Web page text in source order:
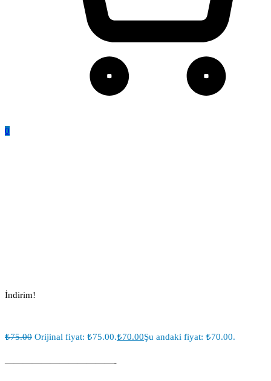
0
İndirim!
₺75.00 Orijinal fiyat: ₺75.00.₺70.00Şu andaki fiyat: ₺70.00.
————————————-